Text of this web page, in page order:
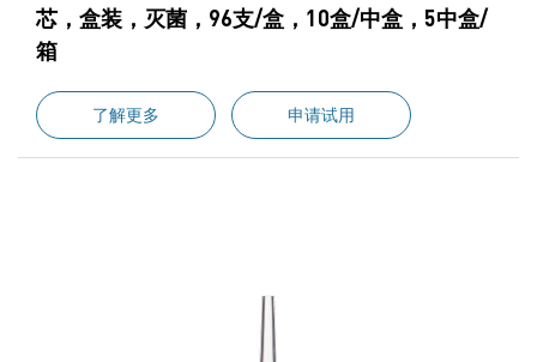
芯，盒装，灭菌，96支/盒，10盒/中盒，5中盒/
箱
了解更多 申请试用